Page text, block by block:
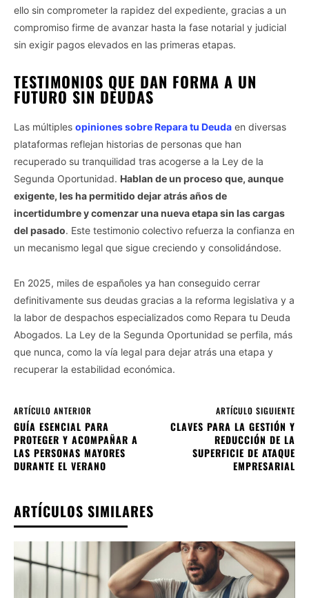
ello sin comprometer la rapidez del expediente, gracias a un
compromiso firme de avanzar hasta la fase notarial y judicial
sin exigir pagos elevados en las primeras etapas.
TESTIMONIOS QUE DAN FORMA A UN
FUTURO SIN DEUDAS
Las múltiples opiniones sobre Repara tu Deuda en diversas
plataformas reflejan historias de personas que han
recuperado su tranquilidad tras acogerse a la Ley de la
Segunda Oportunidad. Hablan de un proceso que, aunque
exigente, les ha permitido dejar atrás años de
incertidumbre y comenzar una nueva etapa sin las cargas
del pasado. Este testimonio colectivo refuerza la confianza en
un mecanismo legal que sigue creciendo y consolidándose.
En 2025, miles de españoles ya han conseguido cerrar
definitivamente sus deudas gracias a la reforma legislativa y a
la labor de despachos especializados como Repara tu Deuda
Abogados. La Ley de la Segunda Oportunidad se perfila, más
que nunca, como la vía legal para dejar atrás una etapa y
recuperar la estabilidad económica.
ARTÍCULO ANTERIOR
GUÍA ESENCIAL PARA
PROTEGER Y ACOMPAÑAR A
LAS PERSONAS MAYORES
DURANTE EL VERANO
ARTÍCULO SIGUIENTE
CLAVES PARA LA GESTIÓN Y
REDUCCIÓN DE LA
SUPERFICIE DE ATAQUE
EMPRESARIAL
ARTÍCULOS SIMILARES